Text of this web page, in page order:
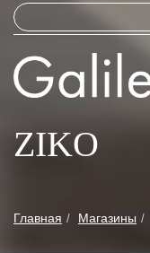
ZIKO
Главная Магазины